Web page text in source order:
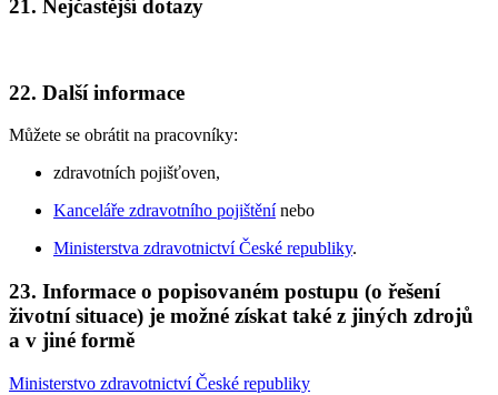
21. Nejčastější dotazy
22. Další informace
Můžete se obrátit na pracovníky:
zdravotních pojišťoven,
Kanceláře zdravotního pojištění nebo
Ministerstva zdravotnictví České republiky.
23. Informace o popisovaném postupu (o řešení
životní situace) je možné získat také z jiných zdrojů
a v jiné formě
Ministerstvo zdravotnictví České republiky